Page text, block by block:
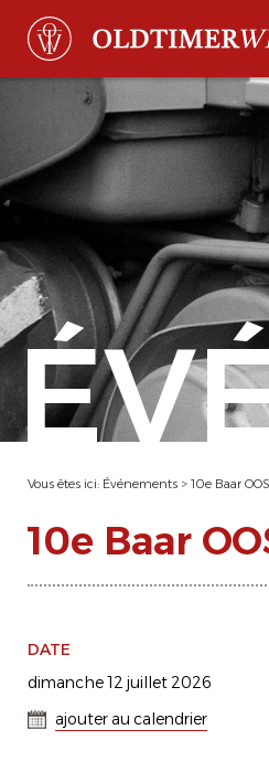
Vous êtes ici: Événements > 10e Baar
10e Baar
DATE
dimanche 12 juillet 2026
ajouter au calendrier